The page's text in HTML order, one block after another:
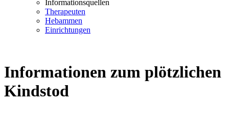
Informationsquellen
Therapeuten
Hebammen
Einrichtungen
Informationen zum plötzlichen
Kindstod